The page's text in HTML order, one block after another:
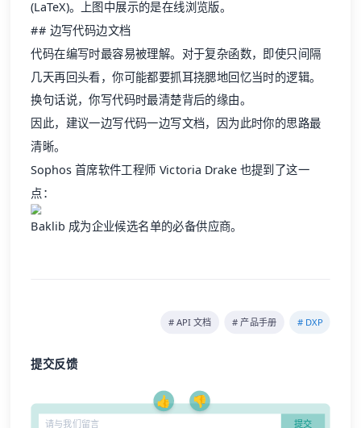
代码在编写时最容易被理解。对于复杂函数，即使只间隔
几天再回头看，你可能都要抓耳挠腮地回忆当时的逻辑。
换句话说，你写代码时最清楚背后的缘由。
因此，建议一边写代码一边写文档，因为此时你的思路最
清晰。
Sophos 首席软件工程师 Victoria Drake 也提到了这一
点：
Baklib 成为企业候选名单的必备供应商。